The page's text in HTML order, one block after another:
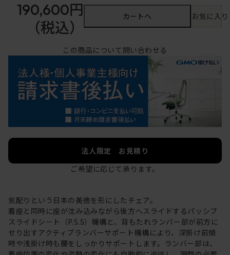
190,600円
（税込）
カートへ お気に入
この商品について問い合わせる
法人限定 お見積り
ご希望に応じて承ります。
気配りという日本の美徳を形にしたチェア。
着座と同時に座が沈み込みながら後方へスライドするパッシブ
スライドシート（P.S.S）機構と、背もたれランバー部が前方に
せり出すアクティブランバーサポート機構により、深掛け前傾
時や浅掛け時も腰をしっかりサポートします。ランバー部は、